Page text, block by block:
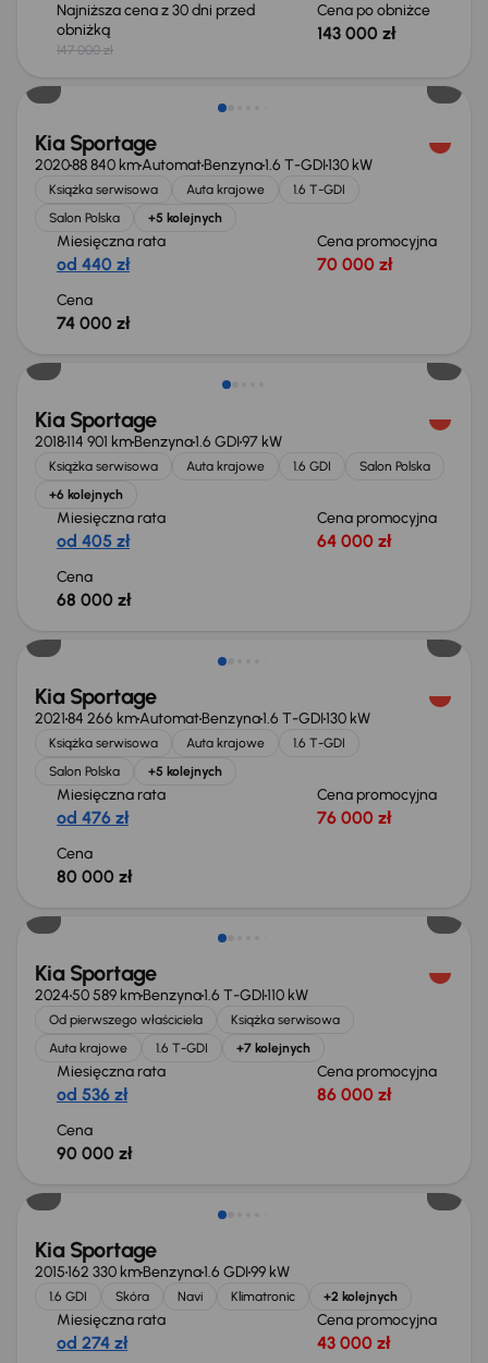
Najniższa cena z 30 dni przed
obniżką
147 000 zł
Cena po obniżce
143 000 zł
Kia Sportage
202088 840 kmAutomatBenzyna1.6 T-GDI130 kW
Książka serwisowa Auta krajowe
1.6 T-GDI
Salon Polska
+5 kolejnych
Miesięczna rata
od 440 zł
Cena promocyjna
70 000 zł
Cena
74 000 zł
Kia Sportage
2018114 901 kmBenzyna1.6 GDI97 kW
Książka serwisowa Auta krajowe 1.6 GDI
Salon Polska
+6 kolejnych
Miesięczna rata
od 405 zł
Cena promocyjna
64 000 zł
Cena
68 000 zł
Kia Sportage
202184 266 kmAutomatBenzyna1.6 T-GDI130 kW
Książka serwisowa Auta krajowe
1.6 T-GDI
Salon Polska
+5 kolejnych
Miesięczna rata
od 476 zł
Cena promocyjna
76 000 zł
Cena
80 000 zł
Możliwość odliczenia VAT
Kia Sportage
202450 589 kmBenzyna1.6 T-GDI110 kW
Od pierwszego właściciela
Książka serwisowa
Auta krajowe
1.6 T-GDI +7 kolejnych
Miesięczna rata
od 536 zł
Cena promocyjna
86 000 zł
Cena
90 000 zł
Kia Sportage
2015162 330 kmBenzyna1.6 GDI99 kW
1.6 GDI Skóra Navi Klimatronic +2 kolejnych
Miesięczna rata
od 274 zł
Cena promocyjna
43 000 zł